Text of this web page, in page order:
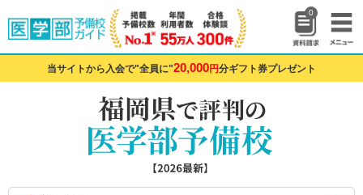
0
当サイトから入会で"全員に"20,000円分ギフト券プレゼント